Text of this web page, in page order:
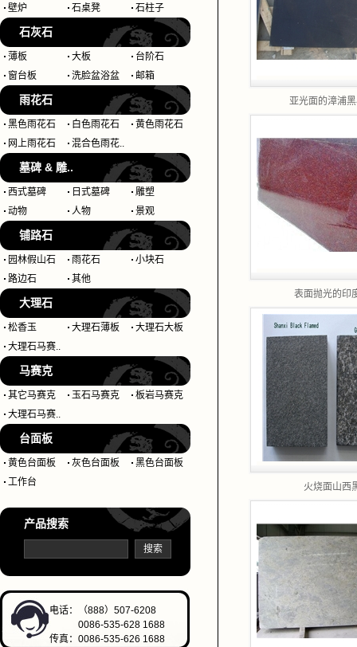
壁炉
石桌凳 石柱子
石灰石
薄板 大板
台阶石
窗台板
洗脸盆浴盆 邮箱
雨花石
黑色雨花石 白色雨花石
黄色雨花石
网上雨花石
混合色雨花..
墓碑 & 雕..
西式墓碑 日式墓碑
雕塑
动物
人物 景观
铺路石
园林假山石 雨花石
小块石
路边石
其他
大理石
松香玉 大理石薄板
大理石大板
大理石马赛..
马赛克
其它马赛克 玉石马赛克
板岩马赛克
大理石马赛..
台面板
黄色台面板 灰色台面板
黑色台面板
工作台
产品搜索
电话：（888）507-6208
0086-535-628 1688
传真：0086-535-626 1688
亚光面的漳浦
表面抛光的印
火烧面山西